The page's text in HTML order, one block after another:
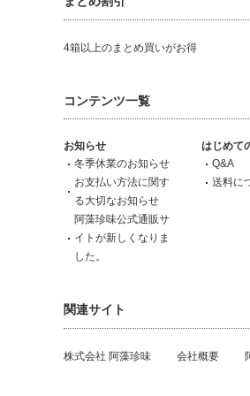
4箱以上のまとめ買いがお得
コンテンツ一覧
お知らせ
冬季休業のお知らせ
お支払い方法に関す
る大切なお知らせ
阿藻珍味公式通販サ
イトが新しくなりま
した。
はじめて
Q&A
送料に
関連サイト
株式会社 阿藻珍味 会社概要